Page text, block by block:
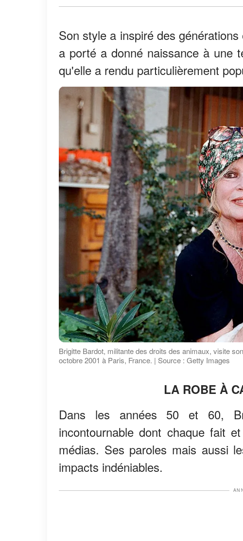
Son style a inspiré des
a porté a donné naissance à une
qu'elle a rendu particulièrement
Brigitte Bardot, militante des droits des animaux, visite
octobre 2001 à Paris, France. | Source : Getty Images
LA ROBE À
Dans les années 50 et 60,
incontournable dont chaque fait
médias. Ses paroles mais aussi
impacts indéniables.